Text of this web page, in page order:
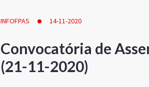
INFOFPAS 14-11-2020
Convocatória de
(21-11-2020)